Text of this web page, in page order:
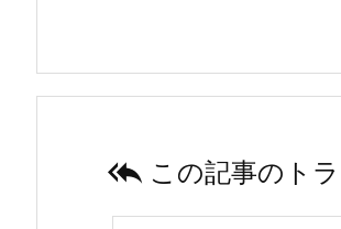
 この記事のト